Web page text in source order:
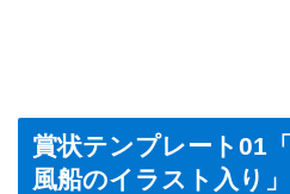
賞状テンプレート01
風船のイラスト入り